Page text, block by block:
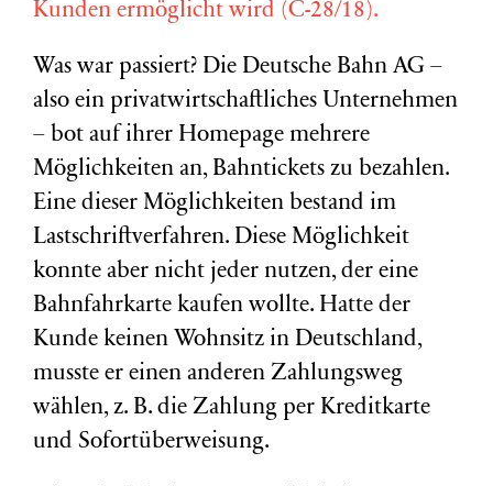
Kunden ermöglicht wird (C-28/18).
Was war passiert? Die Deutsche Bahn AG –
also ein privatwirtschaftliches Unternehmen
– bot auf ihrer Homepage mehrere
Möglichkeiten an, Bahntickets zu bezahlen.
Eine dieser Möglichkeiten bestand im
Lastschriftverfahren. Diese Möglichkeit
konnte aber nicht jeder nutzen, der eine
Bahnfahrkarte kaufen wollte. Hatte der
Kunde keinen Wohnsitz in Deutschland,
musste er einen anderen Zahlungsweg
wählen, z. B. die Zahlung per Kreditkarte
und Sofortüberweisung.